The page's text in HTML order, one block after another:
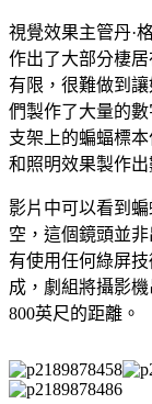
視覺效果主管丹·
作出了大部分棲
有限，很難做到
們製作了大量的
支架上的蝙蝠標
和照明效果製作
影片中可以看到
空，這個鏡頭並
有使用任何綠屏
成，劇組將攝影
800英尺的距離。